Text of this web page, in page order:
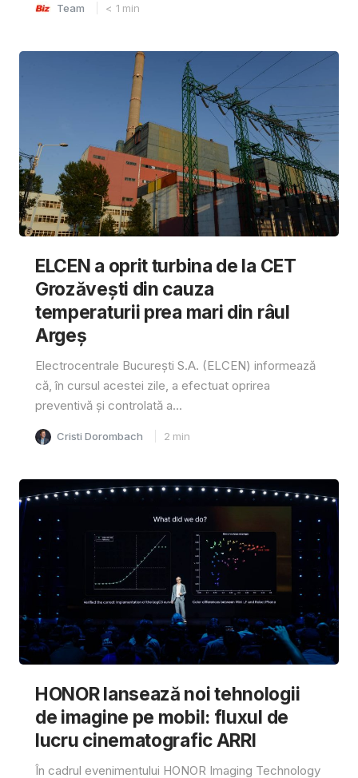
Team < 1 min
ELCEN a oprit turbina de la CET
Grozăvești din cauza
temperaturii prea mari din râul
Argeș
Electrocentrale București S.A. (ELCEN) informează
că, în cursul acestei zile, a efectuat oprirea
preventivă și controlată a...
Cristi Dorombach 2 min
HONOR lansează noi tehnologii
de imagine pe mobil: fluxul de
lucru cinematografic ARRI
În cadrul evenimentului HONOR Imaging Technology